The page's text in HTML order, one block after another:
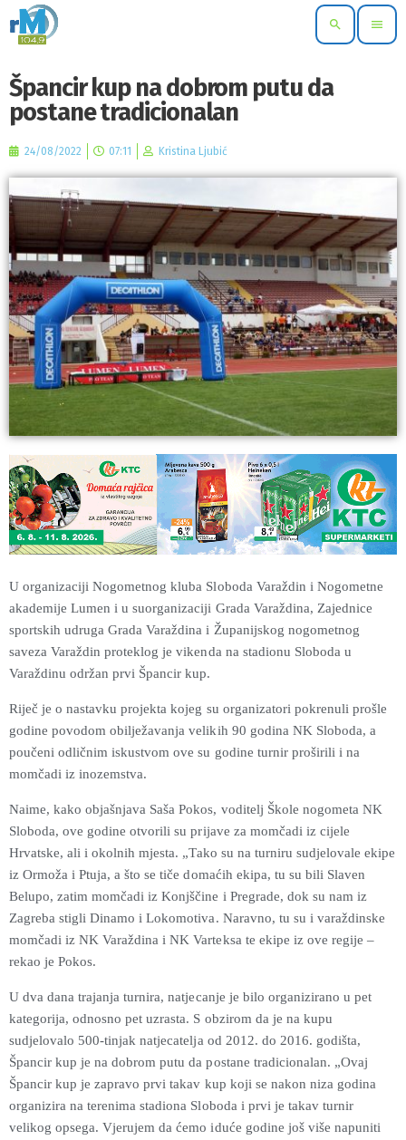
search menu
Špancir kup na dobrom putu da
postane tradicionalan
24/08/2022 07:11 Kristina Ljubić
U organizaciji Nogometnog kluba Sloboda Varaždin i Nogometne
akademije Lumen i u suorganizaciji Grada Varaždina, Zajednice
sportskih udruga Grada Varaždina i Županijskog nogometnog
saveza Varaždin proteklog je vikenda na stadionu Sloboda u
Varaždinu održan prvi Špancir kup.
Riječ je o nastavku projekta kojeg su organizatori pokrenuli prošle
godine povodom obilježavanja velikih 90 godina NK Sloboda, a
poučeni odličnim iskustvom ove su godine turnir proširili i na
momčadi iz inozemstva.
Naime, kako objašnjava Saša Pokos, voditelj Škole nogometa NK
Sloboda, ove godine otvorili su prijave za momčadi iz cijele
Hrvatske, ali i okolnih mjesta. „Tako su na turniru sudjelovale ekipe
iz Ormoža i Ptuja, a što se tiče domaćih ekipa, tu su bili Slaven
Belupo, zatim momčadi iz Konjščine i Pregrade, dok su nam iz
Zagreba stigli Dinamo i Lokomotiva. Naravno, tu su i varaždinske
momčadi iz NK Varaždina i NK Varteksa te ekipe iz ove regije –
rekao je Pokos.
U dva dana trajanja turnira, natjecanje je bilo organizirano u pet
kategorija, odnosno pet uzrasta. S obzirom da je na kupu
sudjelovalo 500-tinjak natjecatelja od 2012. do 2016. godišta,
Špancir kup je na dobrom putu da postane tradicionalan. „Ovaj
Špancir kup je zapravo prvi takav kup koji se nakon niza godina
organizira na terenima stadiona Sloboda i prvi je takav turnir
velikog opsega. Vjerujem da ćemo iduće godine još više napuniti